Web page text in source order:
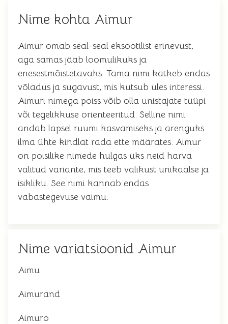
Nime kohta Aimur
Aimur omab seal-seal eksootilist erinevust,
aga samas jääb loomulikuks ja
enesestmõistetavaks. Tämä nimi kätkeb endas
võladus ja sügavust, mis kutsub üles interessi.
Aimuri nimega poiss võib olla unistajate tüüpi
või tegelikkuse orienteeritud. Selline nimi
andab lapsel ruumi kasvamiseks ja arenguks
ilma ühte kindlat rada ette määrates. Aimur
on poisilike nimede hulgas üks neid harva
valitud variante, mis teeb valikust unikaalse ja
isikliku. See nimi kannab endas
vabastegevuse vaimu.
Nime variatsioonid Aimur
Aimu
Aimurand
Aimuro